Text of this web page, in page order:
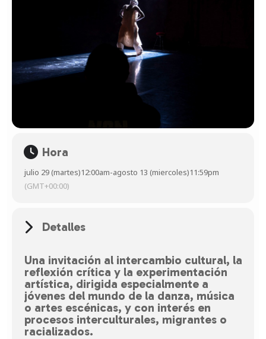
Hora
julio 29 (martes)12:00am-agosto 13 (miercoles)11:59pm
(GMT+00:00)
Detalles
Una invitación al intercambio cultural, la
reflexión crítica y la experimentación
artística, dirigida especialmente a
jóvenes del mundo de la danza, música
o artes escénicas, y con interés en
procesos interculturales, migrantes o
racializados.